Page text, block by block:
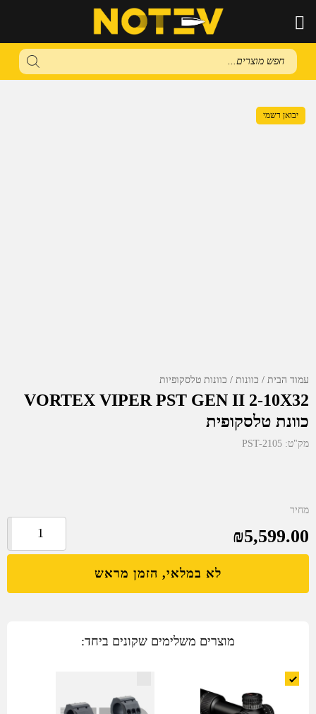
Products
search
עמוד הבית כוונות כוונות טלסקופיות
VORTEX VIPER PST GEN II 2-10X32
כוונת טלסקופית
מק"ט: PST-2105
מחיר
₪5,599.00
של
טלסקופית
לא במלאי, הזמן מראש
יבואן רשמי
מוצרים משלימים שקונים ביחד: